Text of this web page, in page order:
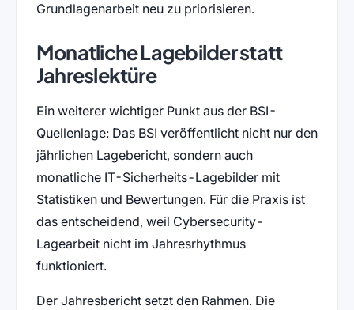
Grundlagenarbeit neu zu priorisieren.
Monatliche Lagebilder statt
Jahreslektüre
Ein weiterer wichtiger Punkt aus der BSI-
Quellenlage: Das BSI veröffentlicht nicht nur den
jährlichen Lagebericht, sondern auch
monatliche IT-Sicherheits-Lagebilder mit
Statistiken und Bewertungen. Für die Praxis ist
das entscheidend, weil Cybersecurity-
Lagearbeit nicht im Jahresrhythmus
funktioniert.
Der Jahresbericht setzt den Rahmen. Die